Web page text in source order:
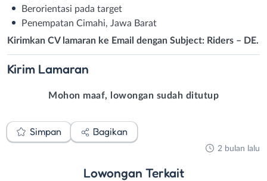
Berorientasi pada target
Penempatan Cimahi, Jawa Barat
Kirimkan CV lamaran ke Email dengan Subject: Riders – DE.
Kirim Lamaran
Mohon maaf, lowongan sudah ditutup
Simpan Bagikan
2 bulan lalu
Lowongan Terkait